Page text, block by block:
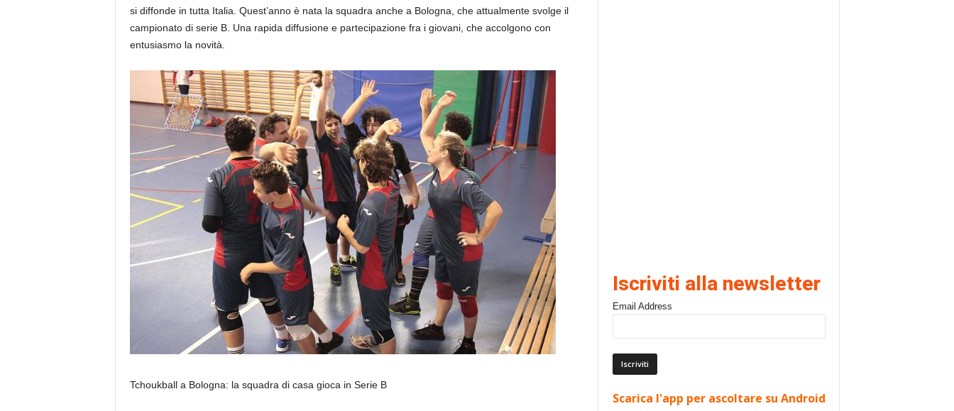
si diffonde in tutta Italia. Quest’anno è nata la squadra anche a Bologna, che attualmente svolge il
campionato di serie B. Una rapida diffusione e partecipazione fra i giovani, che accolgono con
entusiasmo la novità.
Tchoukball a Bologna: la squadra di casa gioca in Serie B
Iscriviti alla newsletter
Email Address
Scarica l'app per ascoltare su Android